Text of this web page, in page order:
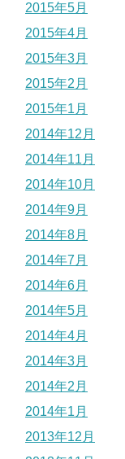
2015年5月
2015年4月
2015年3月
2015年2月
2015年1月
2014年12月
2014年11月
2014年10月
2014年9月
2014年8月
2014年7月
2014年6月
2014年5月
2014年4月
2014年3月
2014年2月
2014年1月
2013年12月